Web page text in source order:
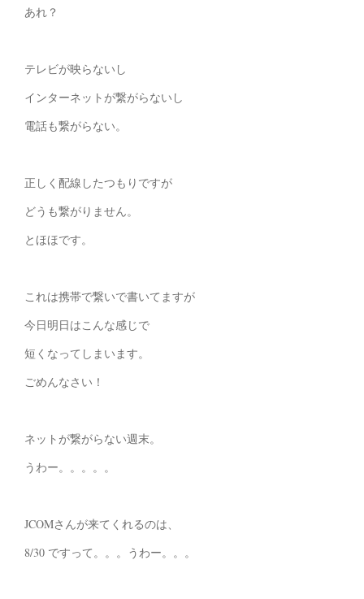
あれ？
テレビが映らないし
インターネットが繋がらないし
電話も繋がらない。
正しく配線したつもりですが
どうも繋がりません。
とほほです。
これは携帯で繋いで書いてますが
今日明日はこんな感じで
短くなってしまいます。
ごめんなさい！
ネットが繋がらない週末。
うわー。。。。。
JCOMさんが来てくれるのは、
8/30 ですって。。。うわー。。。